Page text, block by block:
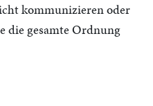
kommunizieren oder
die gesamte Ordnung